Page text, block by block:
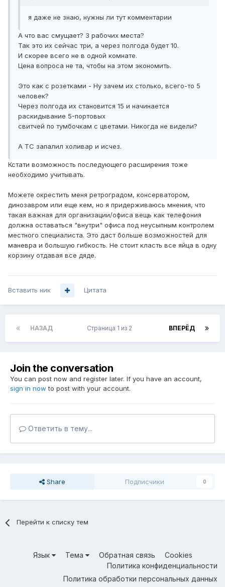
я даже не знаю, нужны ли тут комментарии
А что вас смущает? 3 рабочих места?
Так это их сейчас три, а через полгода будет 10.
И скорее всего не в одной комнате.
Цена вопроса не та, чтобы на этом экономить.
Это как с розетками - Ну зачем их столько, всего-то 5
человек?
Через полгода их становится 15 и начинается
раскидывание 5-портовых
свитчей по тумбочкам с цветами. Никогда не видели?
А ТС запалил холивар и исчез.
Кстати возможность последующего расширения тоже
необходимо учитывать.
Можете окрестить меня ретроградом, консерватором,
динозавром или еще кем, но я придерживаюсь мнения, что
такая важная для организации/офиса вещь как телефония
должна оставаться "внутри" офиса под неусыпным контролем
местного специалиста. Это даст больше возможностей для
маневра и большую гибкость. Не стоит класть все яйца в одну
корзину отдавая все дяде.
Вставить ник Цитата
НАЗАД ВПЕРЁД
Страница 1 из 2
Join the conversation
You can post now and register later. If you have an account,
sign in now to post with your account.
Ответить в тему...
Share Подписчики 0
Перейти к списку тем
Язык Тема Обратная связь
Cookies
Политика конфиденциальности
Политика обработки персональных данных